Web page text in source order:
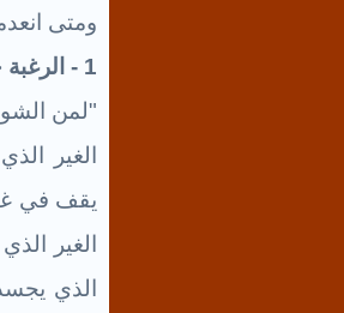
ومتى
1 - الرغبة جوهر الوجود: قراءة في العنوان
"لمن
الغير
يقف في
الغير
الذي